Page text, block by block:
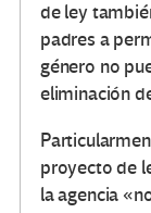
de ley
padres a
género no
eliminación
proyecto de
la agencia